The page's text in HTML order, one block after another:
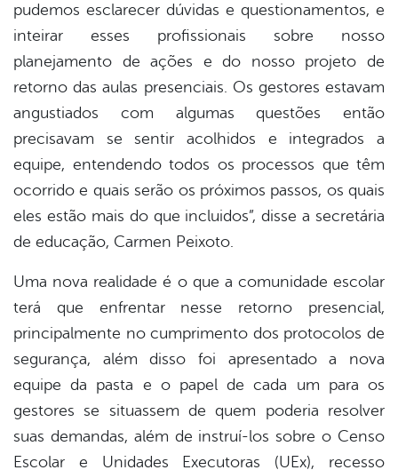
pudemos esclarecer dúvidas e questionamentos, e
inteirar esses profissionais sobre nosso
planejamento de ações e do nosso projeto de
retorno das aulas presenciais. Os gestores estavam
angustiados com algumas questões então
precisavam se sentir acolhidos e integrados a
equipe, entendendo todos os processos que têm
ocorrido e quais serão os próximos passos, os quais
eles estão mais do que incluidos”, disse a secretária
de educação, Carmen Peixoto.
Uma nova realidade é o que a comunidade escolar
terá que enfrentar nesse retorno presencial,
principalmente no cumprimento dos protocolos de
segurança, além disso foi apresentado a nova
equipe da pasta e o papel de cada um para os
gestores se situassem de quem poderia resolver
suas demandas, além de instruí-los sobre o Censo
Escolar e Unidades Executoras (UEx), recesso